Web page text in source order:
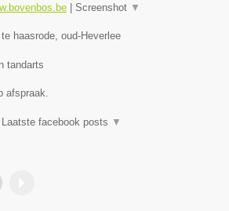
| Screenshot ▼
haasrode, oud-Heverlee
tandarts
afspraak.
Laatste facebook posts ▼